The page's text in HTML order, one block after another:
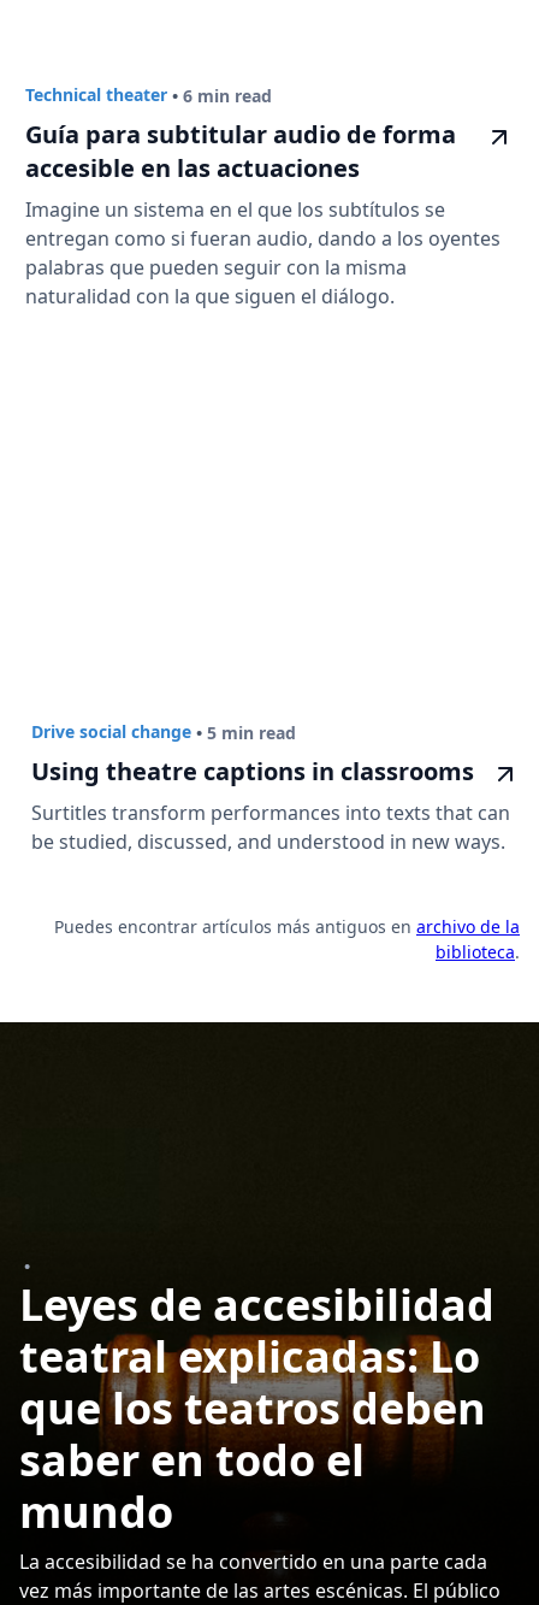
Technical theater • 6 min read
Guía para subtitular audio de forma
accesible en las actuaciones
Imagine un sistema en el que los subtítulos se
entregan como si fueran audio, dando a los oyentes
palabras que pueden seguir con la misma
naturalidad con la que siguen el diálogo.
Drive social change • 5 min read
Using theatre captions in classrooms
Surtitles transform performances into texts that can
be studied, discussed, and understood in new ways.
Puedes encontrar artículos más antiguos en archivo de la
biblioteca.
•
Leyes de accesibilidad
teatral explicadas: Lo
que los teatros deben
saber en todo el
mundo
La accesibilidad se ha convertido en una parte cada
vez más importante de las artes escénicas. El público